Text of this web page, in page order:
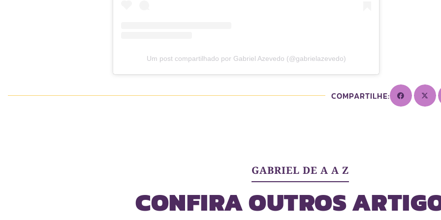
Um post compartilhado por Gabriel Azevedo (@gabrielazevedo)
COMPARTILHE:
GABRIEL DE A A Z
CONFIRA OUTROS